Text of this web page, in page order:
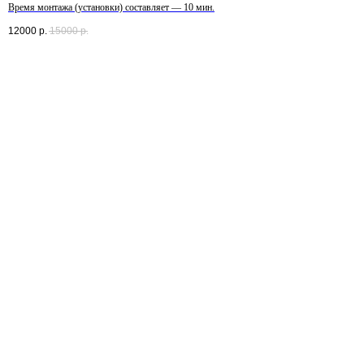
Время монтажа (установки) составляет — 10 мин.
12000 р. 15000 р.